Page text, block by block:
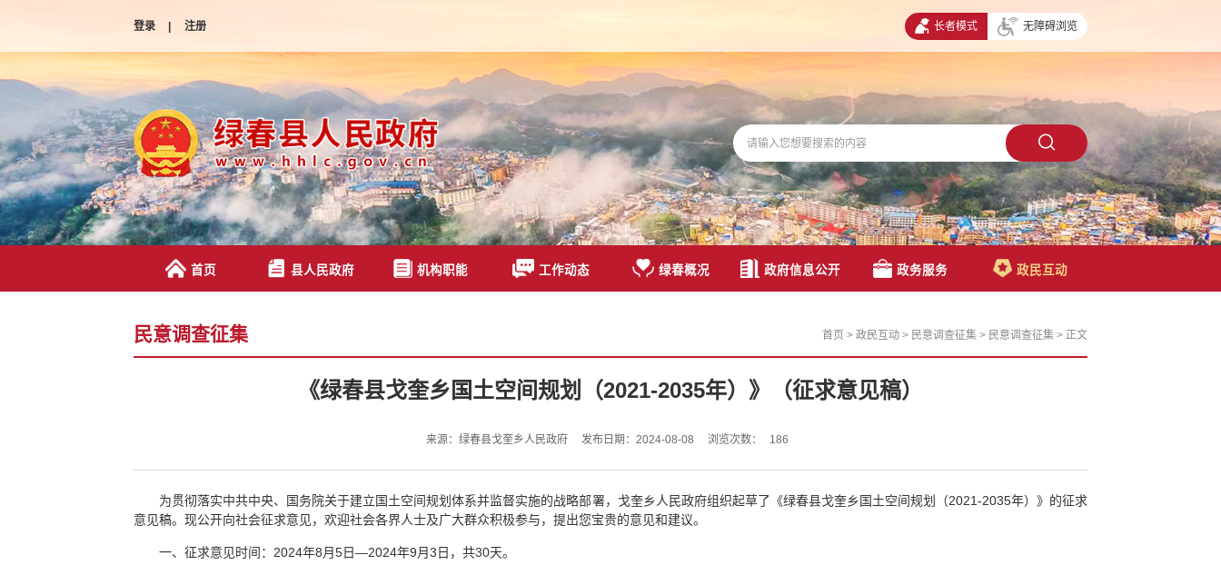
登录 | 注册 长者模式 无障碍浏览
首页 县人民政府 机构职能 工作动态 绿春概况 政府信息公开 政务服务 政民互动
民意调查征集 首页 > 政民互动 > 民意调查征集 > 民意调查征集 > 正文
《绿春县戈奎乡国土空间规划（2021-2035年）》（征求意见稿）
来源：绿春县戈奎乡人民政府 发布日期：2024-08-08 浏览次数： 186
为贯彻落实中共中央、国务院关于建立国土空间规划体系并监督实施的战略部署，戈奎乡人民政府组织起草了《绿春县戈奎乡国土空间规划（2021-2035年）》的征求
意见稿。现公开向社会征求意见，欢迎社会各界人士及广大群众积极参与，提出您宝贵的意见和建议。
一、征求意见时间：2024年8月5日—2024年9月3日，共30天。